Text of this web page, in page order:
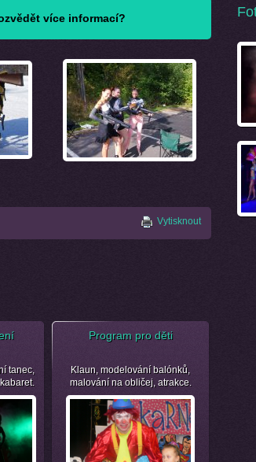
více informací?
Vytisknout
tanec,
Program pro děti
Klaun, modelování balónků,
malování na obličej, atrakce.